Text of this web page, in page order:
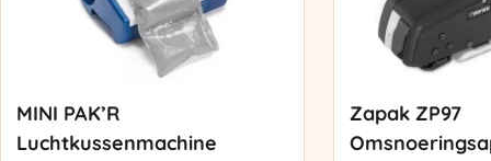
MINI PAK’R
Luchtkussenmachine
Zapak ZP97